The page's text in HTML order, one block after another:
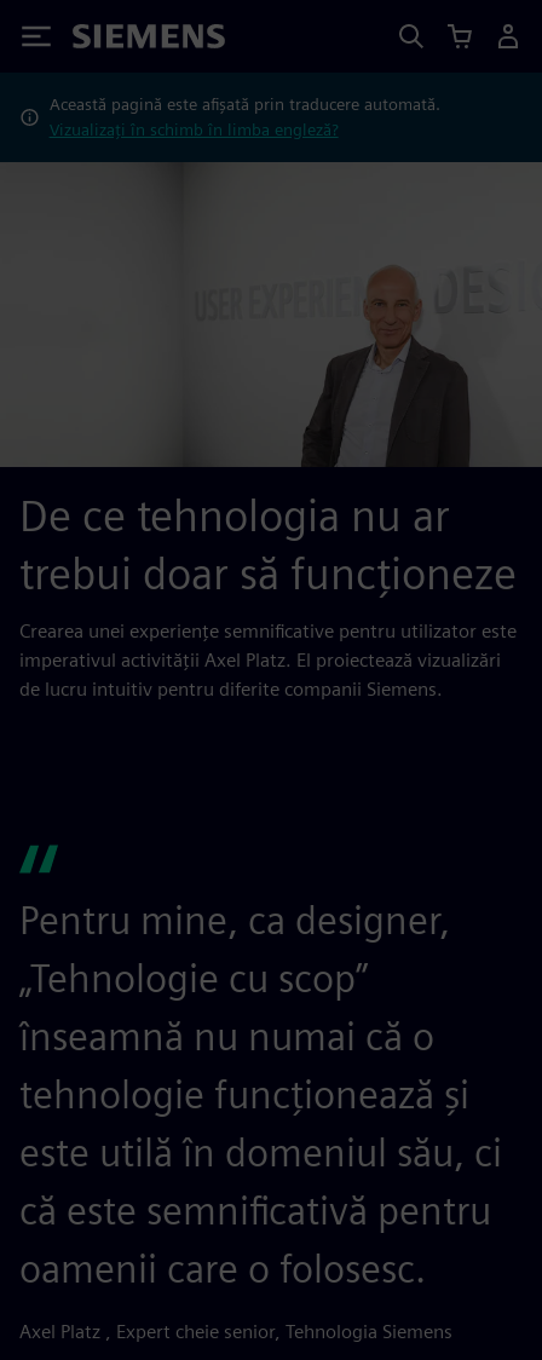
Siemens
Această pagină este afișată prin traducere automată.
Vizualizați în schimb în limba engleză?
De ce tehnologia nu ar
trebui doar să funcționeze
Crearea unei experiențe semnificative pentru utilizator este
imperativul activității Axel Platz. El proiectează vizualizări
de lucru intuitiv pentru diferite companii Siemens.
Pentru mine, ca designer,
„Tehnologie cu scop”
înseamnă nu numai că o
tehnologie funcționează și
este utilă în domeniul său, ci
că este semnificativă pentru
oamenii care o folosesc.
Axel Platz , Expert cheie senior, Tehnologia Siemens